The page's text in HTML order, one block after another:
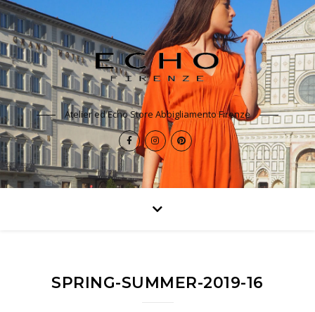
Atelier ed Echo Store Abbigliamento Firenze
SPRING-SUMMER-2019-16